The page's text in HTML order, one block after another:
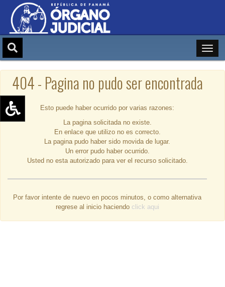
Aumentar texto (+)
Reducir texto (-)
Restablecer texto
Escala de grises
404 - Pagina no pudo ser encontrada
Esto puede haber ocurrido por varias razones:
La pagina solicitada no existe.
En enlace que utilizo no es correcto.
La pagina pudo haber sido movida de lugar.
Un error pudo haber ocurrido.
Usted no esta autorizado para ver el recurso solicitado.
Por favor intente de nuevo en pocos minutos, o como alternativa
regrese al inicio haciendo click aqui